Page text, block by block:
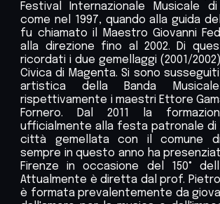
Festival Internazionale Musicale
come nel 1997, quando alla guida
fu chiamato il Maestro Giovanni
alla direzione fino al 2002. Di
ricordati i due gemellaggi (2001/
Civica di Magenta. Si sono
artistica della Banda Musicale
rispettivamente i maestri Ettore
Fornero. Dal 2011 la
ufficialmente alla festa patronale di
città gemellata con il comune
sempre in questo anno ha
Firenze in occasione del 150°
Attualmente è diretta dal prof.
è formata prevalentemente da